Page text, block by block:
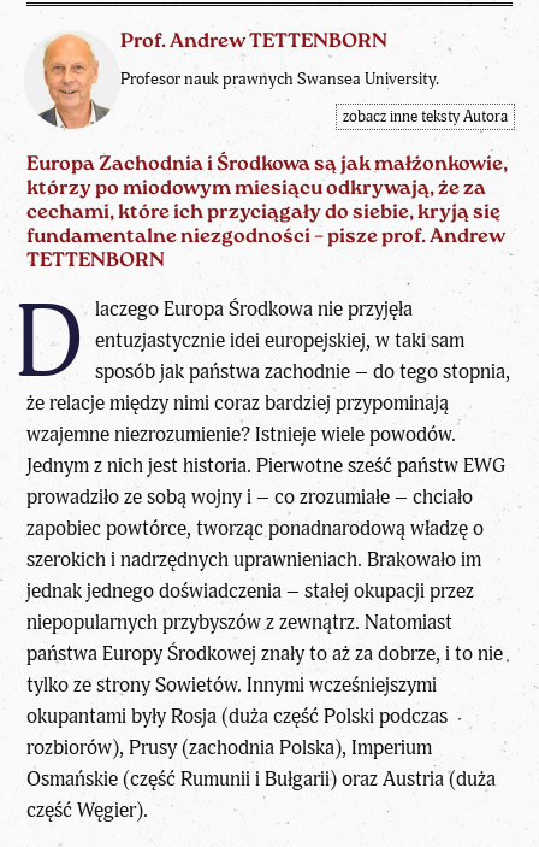
Prof. Andrew TETTENBORN
Profesor nauk prawnych Swansea University.
zobacz inne teksty Autora
Europa Zachodnia i Środkowa są jak małżonkowie,
którzy po miodowym miesiącu odkrywają, że za
cechami, które ich przyciągały do siebie, kryją się
fundamentalne niezgodności – pisze prof. Andrew
TETTENBORN
D
laczego Europa Środkowa nie przyjęła
entuzjastycznie idei europejskiej, w taki sam
sposób jak państwa zachodnie – do tego stopnia,
że relacje między nimi coraz bardziej przypominają
wzajemne niezrozumienie? Istnieje wiele powodów.
Jednym z nich jest historia. Pierwotne sześć państw EWG
prowadziło ze sobą wojny i – co zrozumiałe – chciało
zapobiec powtórce, tworząc ponadnarodową władzę o
szerokich i nadrzędnych uprawnieniach. Brakowało im
jednak jednego doświadczenia – stałej okupacji przez
niepopularnych przybyszów z zewnątrz. Natomiast
państwa Europy Środkowej znały to aż za dobrze, i to nie
tylko ze strony Sowietów. Innymi wcześniejszymi
okupantami były Rosja (duża część Polski podczas
rozbiorów), Prusy (zachodnia Polska), Imperium
Osmańskie (część Rumunii i Bułgarii) oraz Austria (duża
część Węgier).